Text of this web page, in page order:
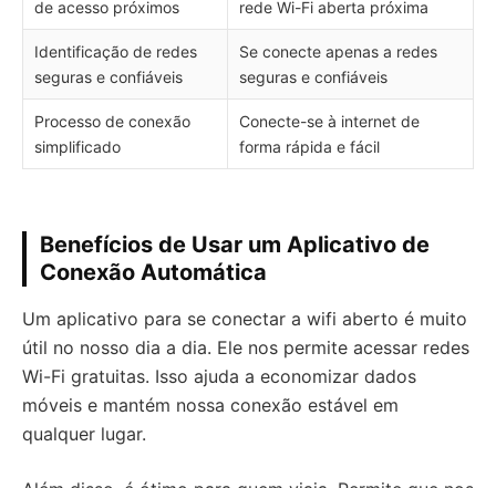
de acesso próximos
rede Wi-Fi aberta próxima
Identificação de redes
seguras e confiáveis
Se conecte apenas a redes
seguras e confiáveis
Processo de conexão
simplificado
Conecte-se à internet de
forma rápida e fácil
Benefícios de Usar um Aplicativo de
Conexão Automática
Um aplicativo para se conectar a wifi aberto é muito
útil no nosso dia a dia. Ele nos permite acessar redes
Wi-Fi gratuitas. Isso ajuda a economizar dados
móveis e mantém nossa conexão estável em
qualquer lugar.